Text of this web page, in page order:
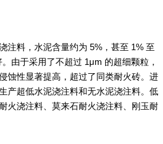
注料，水泥含量约为 5%，甚至 1% 至
由于采用了不超过 1μm 的超细颗粒，
蚀性显著提高，超过了同类耐火砖。进
产超低水泥浇注料和无水泥浇注料。低
火浇注料、莫来石耐火浇注料、刚玉耐